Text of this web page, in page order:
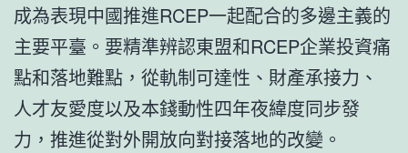
成為表現中國推進RCEP一起配合的多邊主義的
主要平臺。要精準辨認東盟和RCEP企業投資痛
點和落地難點，從軌制可達性、財產承接力、
人才友愛度以及本錢動性四年夜緯度同步發
力，推進從對外開放向對接落地的改變。